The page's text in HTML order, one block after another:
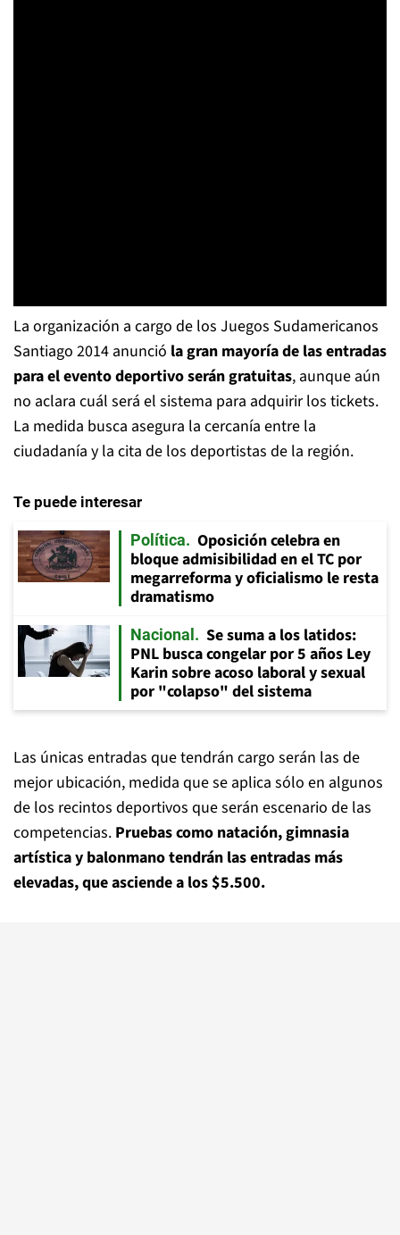
La organización a cargo de los Juegos Sudamericanos
Santiago 2014 anunció la gran mayoría de las entradas
para el evento deportivo serán gratuitas, aunque aún
no aclara cuál será el sistema para adquirir los tickets.
La medida busca asegura la cercanía entre la
ciudadanía y la cita de los deportistas de la región.
Te puede interesar
Política
Oposición celebra en
bloque admisibilidad en el TC por
megarreforma y oficialismo le resta
dramatismo
Nacional
Se suma a los latidos:
PNL busca congelar por 5 años Ley
Karin sobre acoso laboral y sexual
por "colapso" del sistema
Las únicas entradas que tendrán cargo serán las de
mejor ubicación, medida que se aplica sólo en algunos
de los recintos deportivos que serán escenario de las
competencias. Pruebas como natación, gimnasia
artística y balonmano tendrán las entradas más
elevadas, que asciende a los $5.500.